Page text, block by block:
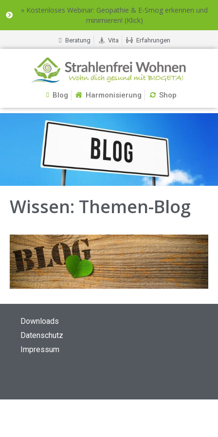
» Kostenloses Webinar: Geopathie & E-Smog erkennen und
minimieren! (Klick)
Beratung Vita Erfahrungen
Blog Harmonisierung Shop
Wissen: Themen-Blog
Downloads
Datenschutz
Impressum